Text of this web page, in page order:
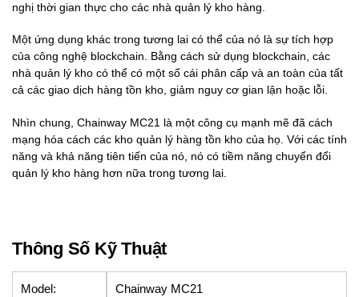
nghị thời gian thực cho các nhà quản lý kho hàng.
Một ứng dụng khác trong tương lai có thể của nó là sự tích hợp
của công nghệ blockchain. Bằng cách sử dụng blockchain, các
nhà quản lý kho có thể có một sổ cái phân cấp và an toàn của tất
cả các giao dịch hàng tồn kho, giảm nguy cơ gian lận hoặc lỗi.
Nhìn chung, Chainway MC21 là một công cụ mạnh mẽ đã cách
mạng hóa cách các kho quản lý hàng tồn kho của họ. Với các tính
năng và khả năng tiên tiến của nó, nó có tiềm năng chuyển đổi
quản lý kho hàng hơn nữa trong tương lai.
Thông Số Kỹ Thuật
Model: Chainway MC21